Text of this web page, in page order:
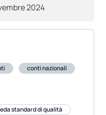
2024
conti nazionali
standard di qualità